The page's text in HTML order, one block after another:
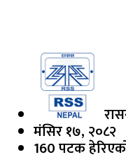
मंसिर १७, २०८२
160 पटक